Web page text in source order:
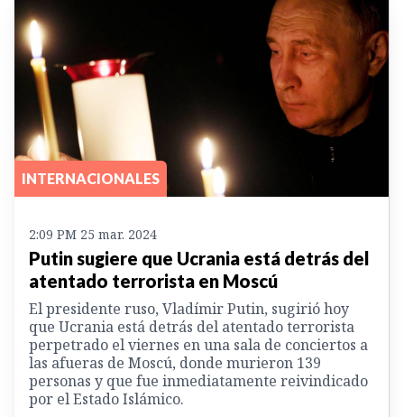
INTERNACIONALES
2:09 PM 25 mar. 2024
Putin sugiere que Ucrania está detrás del
atentado terrorista en Moscú
El presidente ruso, Vladímir Putin, sugirió hoy
que Ucrania está detrás del atentado terrorista
perpetrado el viernes en una sala de conciertos a
las afueras de Moscú, donde murieron 139
personas y que fue inmediatamente reivindicado
por el Estado Islámico.